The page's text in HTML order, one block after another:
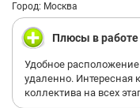
Город: Москва
Плюсы в работе
Удобное
удаленно. Интересная
коллектива на всех